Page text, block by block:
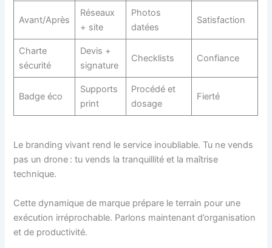
Avant/Après
Réseaux
+ site
Photos
datées
Satisfaction
Charte
sécurité
Devis +
signature
Checklists Confiance
Badge éco
Supports
print
Procédé et
dosage
Fierté
Le branding vivant rend le service inoubliable. Tu ne vends
pas un drone : tu vends la tranquillité et la maîtrise
technique.
Cette dynamique de marque prépare le terrain pour une
exécution irréprochable. Parlons maintenant d’organisation
et de productivité.